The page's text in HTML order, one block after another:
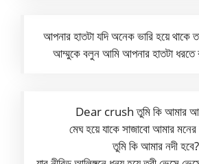
আপনার হাতটা যদি অনেক ভারি হয়ে
আম্মুকে বলুন আমি আপনার হাতটা
Dear crush তুমি কি আমার
মেঘ হয়ে যাকে সাজাবো আমার
তুমি কি আমার নদী হবে?